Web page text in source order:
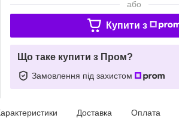
або
Купити з
Що таке купити з Пром?
Замовлення під захистом
Доставка Оплата